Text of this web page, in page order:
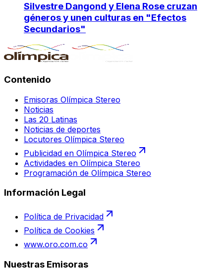
Silvestre Dangond y Elena Rose cruzan
géneros y unen culturas en "Efectos
Secundarios"
Contenido
Emisoras Olímpica Stereo
Noticias
Las 20 Latinas
Noticias de deportes
Locutores Olímpica Stereo
Publicidad en Olímpica Stereo
Actividades en Olímpica Stereo
Programación de Olímpica Stereo
Información Legal
Política de Privacidad
Política de Cookies
www.oro.com.co
Nuestras Emisoras